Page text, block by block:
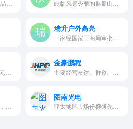
瑞升户外高亮
金豪鹏程
图南光电